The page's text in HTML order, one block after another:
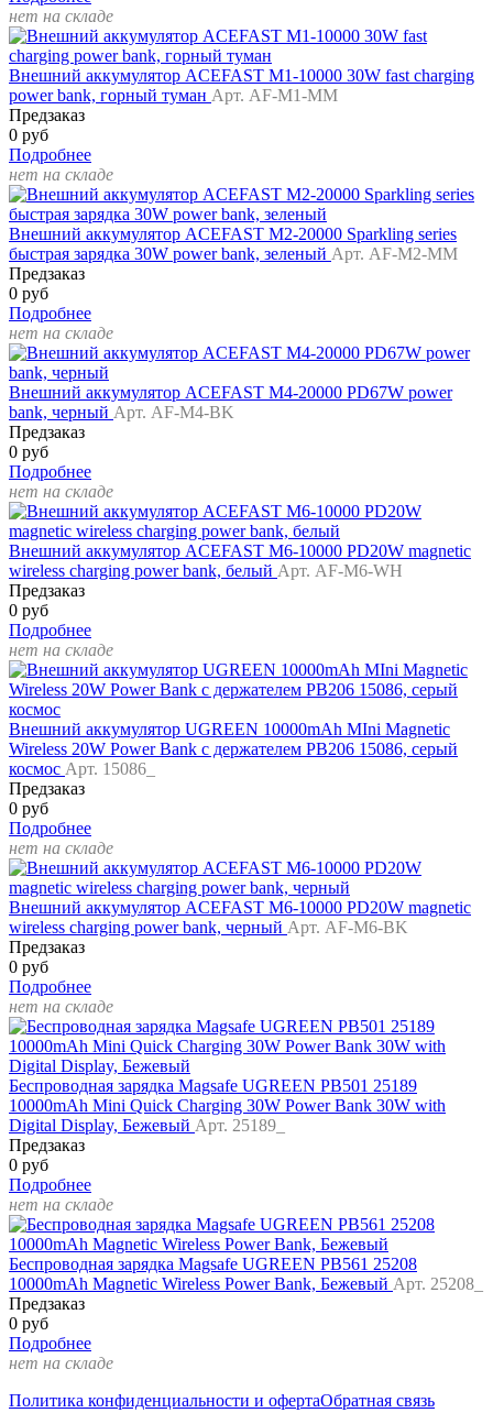
нет на складе
Внешний аккумулятор ACEFAST M1-10000 30W fast charging
power bank, горный туман Арт. AF-M1-MM
Предзаказ
0 руб
Подробнее
нет на складе
Внешний аккумулятор ACEFAST M2-20000 Sparkling series
быстрая зарядка 30W power bank, зеленый Арт. AF-M2-MM
Предзаказ
0 руб
Подробнее
нет на складе
Внешний аккумулятор ACEFAST M4-20000 PD67W power
bank, черный Арт. AF-M4-BK
Предзаказ
0 руб
Подробнее
нет на складе
Внешний аккумулятор ACEFAST M6-10000 PD20W magnetic
wireless charging power bank, белый Арт. AF-M6-WH
Предзаказ
0 руб
Подробнее
нет на складе
Внешний аккумулятор UGREEN 10000mAh MIni Magnetic
Wireless 20W Power Bank c держателем PB206 15086, серый
космос Арт. 15086_
Предзаказ
0 руб
Подробнее
нет на складе
Внешний аккумулятор ACEFAST M6-10000 PD20W magnetic
wireless charging power bank, черный Арт. AF-M6-BK
Предзаказ
0 руб
Подробнее
нет на складе
Беспроводная зарядка Magsafe UGREEN PB501 25189
10000mAh Mini Quick Charging 30W Power Bank 30W with
Digital Display, Бежевый Арт. 25189_
Предзаказ
0 руб
Подробнее
нет на складе
Беспроводная зарядка Magsafe UGREEN PB561 25208
10000mAh Magnetic Wireless Power Bank, Бежевый Арт. 25208_
Предзаказ
0 руб
Подробнее
нет на складе
Политика конфиденциальности и офертаОбратная связь